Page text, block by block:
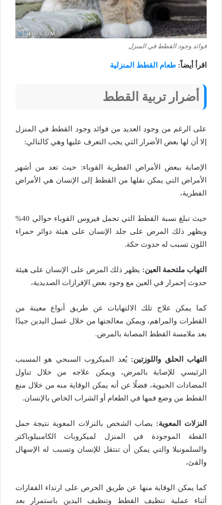
فوائد وجود القطط في المنزل
اقرأ أيضاً: طعام القطط المنزلية
أضرار تربية القطط
على الرغم من وجود العديد من فوائد وجود القطط في المنزل
إلا أن لها بعض الأضرار التي يجب التعرف عليها وهي كالتالي:
الإصابة ببعض الأمراض الفطرية القوباء: حيث تعد من أشهر
الأمراض التي يمكن نقلها من القطط إلى الإنسان هي الأمراض
الفطرية،
حيث تبلغ نسبة القطط التي تحمل فيروس القوباء حوالي 40%
ويظهر ذلك المرض على جلد الإنسان على هيئة دوائر حمراء
اللون تسبب له حدوث حكة.
التهاب ملتحمة العين: يظهر ذلك المرض على الإنسان على هيئة
حدوث إحمرار في العين مع وجود بعض الإفرازات الصديدية،
كما يمكن علاج تلك الالتهابات عن طريق أنواع معينة من
القطرات والمراهم، ويمكن معالجتها من خلال غسل اليدين جيدًا
بعد ملامسة القطط المصابة بالمرض.
التهاب الحلق واللوزتين: يُعد الميكروب السبحي هو المسبب
الرئيسي للإصابة بالمرض، ويمكن علاجه من خلال تناول
المضادات الحيوية، فضلًا عن أنه يمكن الوقاية منه من خلال منع
القطط من وضع فمها في الطعام أو الشراب الخاص بالإنسان.
النزلات المعوية: يصاب الشخص بالنزلات المعوية نتيجة حمل
القطة الموجودة في المنزل لميكروبات الكامبيلوباكتر
والسلمونيلا والتي يمكن أن تنتقل للإنسان وتسبب له الإسهال
والقئ،
كما يمكن الوقاية منها عن طريق الحرص على ارتداء القفازات
أثناء عملية تنظيف القطط وتنظيف اليدين باستمرار بعد